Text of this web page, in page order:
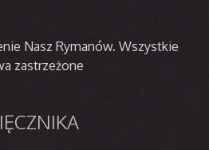
Nasz Rymanów. Wszystkie
zastrzeżone